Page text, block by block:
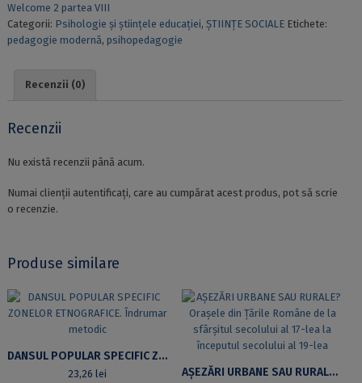
Welcome 2 partea VIII
Categorii: Psihologie și științele educației, ȘTIINȚE SOCIALE Etichete:
pedagogie modernă, psihopedagogie
Recenzii (0)
Recenzii
Nu există recenzii până acum.
Numai clienții autentificați, care au cumpărat acest produs, pot să scrie
o recenzie.
Produse similare
DANSUL POPULAR SPECIFIC ZONELOR ETNOGRAFICE. ÎNDRUMAR METODIC
23,26lei AȘEZĂRI URBANE SAU RURALE? ORAȘELE DIN ȚĂRILE ROMÂNE DE LA SFÂRȘITUL SECOLULUI AL 17-LEA LA ÎNCEPUTUL SECOLULUI AL 19-LEA